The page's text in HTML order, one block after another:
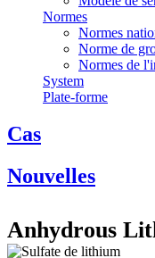
Normes
Normes
Norme de
Normes de
System
Plate-forme
Cas
Nouvelles
Anhydrous